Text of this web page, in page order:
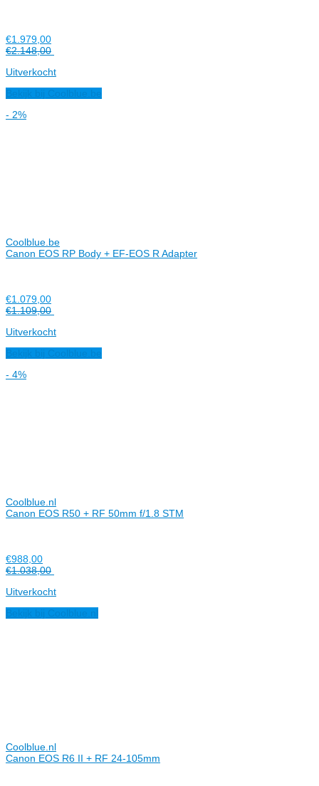
€1.979,00
€2.148,00
Uitverkocht
- 2%
Coolblue.be
Canon EOS RP Body + EF-EOS R Adapter
€1.079,00
€1.109,00
Uitverkocht
- 4%
Coolblue.nl
Canon EOS R50 + RF 50mm f/1.8 STM
€988,00
€1.038,00
Uitverkocht
Coolblue.nl
Canon EOS R6 II + RF 24-105mm